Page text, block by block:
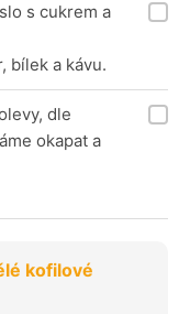
s cukrem a
bílek a kávu.
dle
okapat a
kofilové